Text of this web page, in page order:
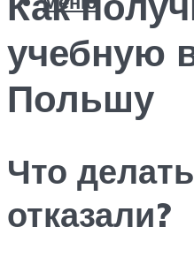
учебную
Польшу
Что
отказали?